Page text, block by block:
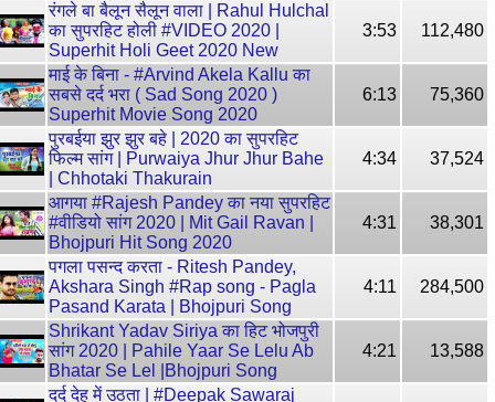
रंगले बा बैलून सैलून वाला | Rahul Hulchal
का सुपरहिट होली #VIDEO 2020 |
Superhit Holi Geet 2020 New
3:53 112,480
माई के बिना - #Arvind Akela Kallu का
सबसे दर्द भरा ( Sad Song 2020 )
Superhit Movie Song 2020
6:13 75,360
पुरबईया झुर झुर बहे | 2020 का सुपरहिट
फिल्म सांग | Purwaiya Jhur Jhur Bahe
| Chhotaki Thakurain
4:34 37,524
आगया #Rajesh Pandey का नया सुपरहिट
#वीडियो सांग 2020 | Mit Gail Ravan |
Bhojpuri Hit Song 2020
4:31 38,301
पगला पसन्द करता - Ritesh Pandey,
Akshara Singh #Rap song - Pagla
Pasand Karata | Bhojpuri Song
4:11 284,500
Shrikant Yadav Siriya का हिट भोजपुरी
सांग 2020 | Pahile Yaar Se Lelu Ab
Bhatar Se Lel |Bhojpuri Song
4:21 13,588
दर्द देह में उठता | #Deepak Sawaraj